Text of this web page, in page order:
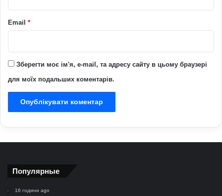
Email *
Зберегти моє ім'я, e-mail, та адресу сайту в цьому браузері
для моїх подальших коментарів.
Популярные
16 години ago